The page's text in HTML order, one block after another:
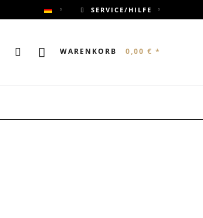
ANYWHERE DEMOSHOP
SERVICE/HILFE
WARENKORB 0,00 € *